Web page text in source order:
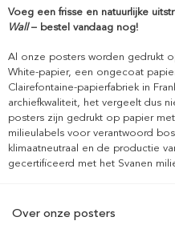
Voeg een frisse en natuurlijke
Wall– bestel vandaag nog!
Al onze posters worden gedrukt
White-papier, een ongecoat
Clairefontaine-papierfabriek in
archiefkwaliteit, het vergeelt dus
posters zijn gedrukt op papier
milieulabels voor verantwoord
klimaatneutraal en de productie
gecertificeerd met het Svanen
Over onze posters